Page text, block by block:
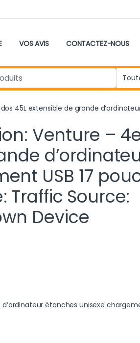
VOS AVIS CONTACTEZ-NOUS
45L extensible de grande
Venture –
USB 17
Traffic Source:
Device
étanches unisexe